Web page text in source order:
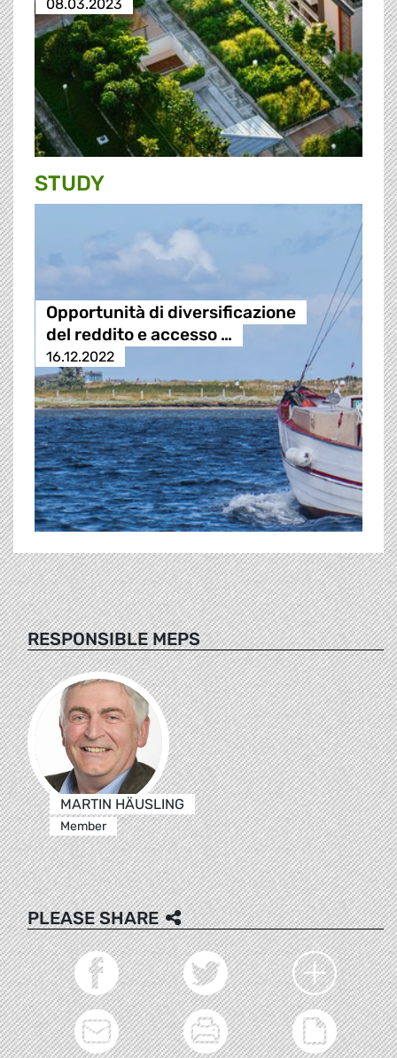
08.03.2023
STUDY
Opportunità di diversificazione
del reddito e accesso …
16.12.2022
RESPONSIBLE MEPS
MARTIN HÄUSLING
Member
PLEASE SHARE